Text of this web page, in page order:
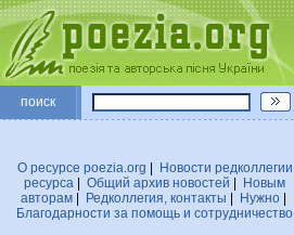
поиск
О ресурсе poezia.org
Новости редколлегии
ресурса
Общий архив новостей
Новым
авторам| Редколлегия, контакты Нужно|
Благодарности за помощь и сотрудничество